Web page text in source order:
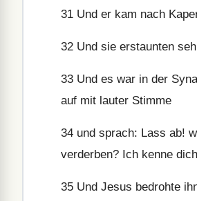
31 Und er kam nach
32 Und sie erstaunten
33 Und es war in der
auf mit lauter Stimme
34 und sprach: Lass ab!
verderben? Ich kenne
35 Und Jesus bedrohte